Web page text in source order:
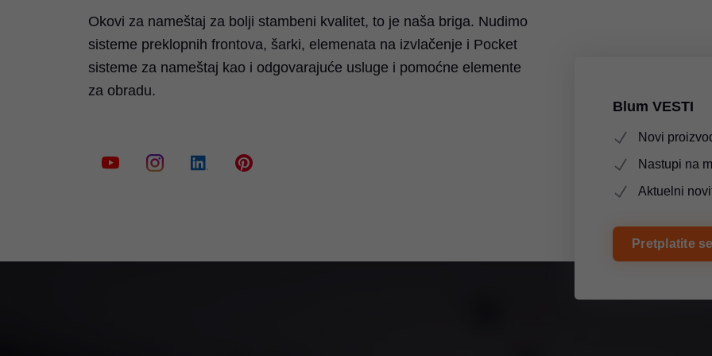
• ТОВ “Блюм Україна”, Ukrajina
• Blum Inc., Sjedinjene Američke Države
• Blum UK, Ujedinjeno Kraljevstvo
• BLUM TR Mobilya Aksesuarları, Turska
• Blum Norge AS, Norveška
• Blum, s. r. o., Češka Republika
Okovi za nameštaj za bolji stambeni kvalitet, to je naša briga. Nudimo
sisteme preklopnih frontova, šarki, elemenata na izvlačenje i Pocket
sisteme za nameštaj kao i odgovarajuće usluge i pomoćne elemente
za obradu.
Blum VESTI
Novi
Nastupi na
Aktuelni
Pretplatite